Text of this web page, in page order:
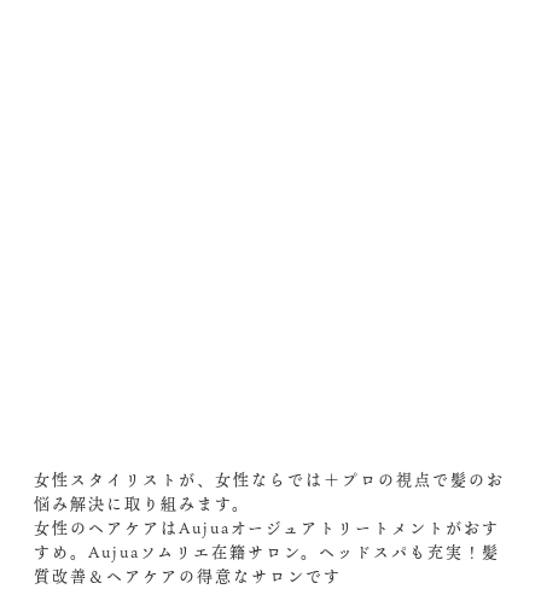
女性スタイリストが、女性ならでは＋プロの視点で髪のお
悩み解決に取り組みます。
女性のヘアケアはAujuaオージュアトリートメントがおす
すめ。Aujuaソムリエ在籍サロン。ヘッドスパも充実！髪
質改善＆ヘアケアの得意なサロンです